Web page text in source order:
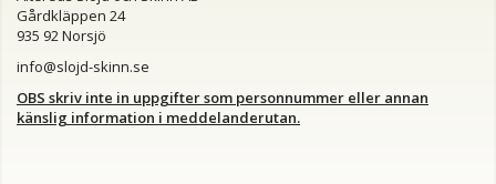
Gårdkläppen 24
935 92 Norsjö
info@slojd-skinn.se
OBS skriv inte in uppgifter som personnummer eller annan
känslig information i meddelanderutan.